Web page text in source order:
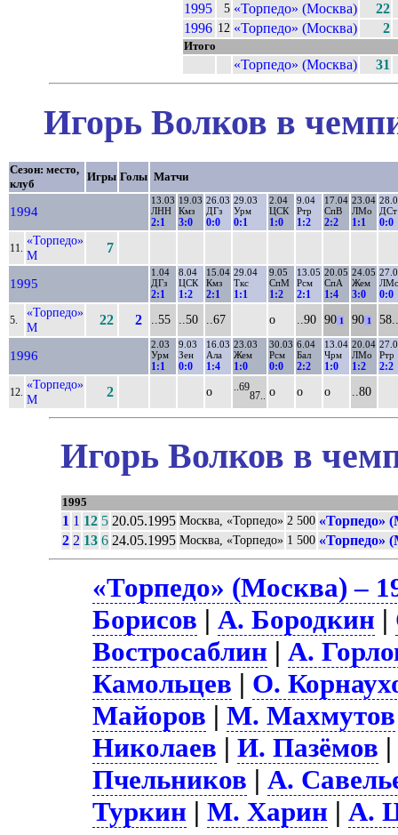
1995
5 «Торпедо» (Москва)
22
1996 12 «Торпедо» (Москва) 2
Итого
«Торпедо» (Москва) 31
Игорь Волков в
Сезон: место,
клуб
Игры Голы Матчи
1994
13.03
ЛНН
2:1
19.03
Кмз
3:0
26.03
ДГз
0:0
29.03
Урм
0:1
2.04
ЦСК
1:0
9.04
Ртр
1:2
17.04
СпВ
2:2
23.04
ЛМо
1:1
ДСт
0:0
11.
«Торпедо»
М
7
1995
1.04
ДГз
2:1
8.04
ЦСК
1:2
15.04
Кмз
2:1
29.04
Ткс
1:1
9.05
СпМ
1:2
13.05
Рсм
2:1
20.05
СпА
1:4
24.05
Жем
3:0 0:0
5.
«Торпедо»
М
22 2 ..55 ..50 ..67 о ..90 90 1 90 1 58..
1996
2.03
Урм
1:1
9.03
Зен
0:0
16.03
Ала
1:4
23.03
Жем
1:0
30.03
Рсм
0:0
6.04
Бал
2:2
13.04
Чрм
1:0
20.04
ЛМо
1:2
Ртр
2:2
12.
«Торпедо»
М
2 о ..69
87.. о о о ..80
Игорь Волков в
1995
1 1 12 5 20.05.1995 Москва, «Торпедо» 2 500 «Торпедо»
2 2 13 6 24.05.1995 Москва, «Торпедо» 1 500 «Торпедо»
«Торпедо» (Москва) –
Борисов |А. Бородкин |
Востросаблин |А.
Камольцев | О.
Майоров |М. Махмутов
Николаев |И. Пазёмов
Пчельников |А.
Туркин |М. Харин |А.